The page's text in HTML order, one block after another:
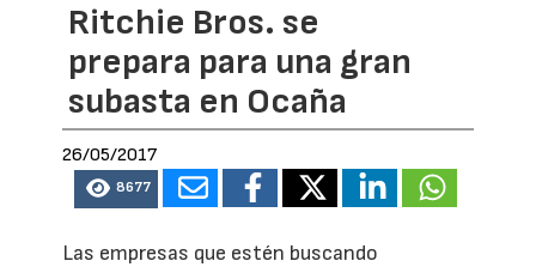
Ritchie Bros. se
prepara para una gran
subasta en Ocaña
26/05/2017
8677
Las empresas que estén buscando